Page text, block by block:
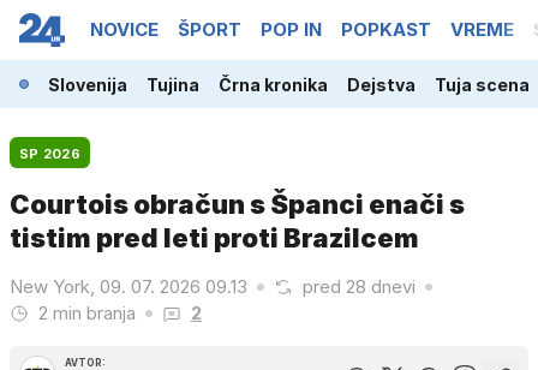
NOVICE ŠPORT POP IN POPKAST VREME
Slovenija Tujina Črna kronika Dejstva Tuja scena
SP 2026
Courtois obračun s Španci enači s
tistim pred leti proti Brazilcem
New York, 09. 07. 2026 09.13
pred 28 dnevi
2 min branja
2
AVTOR: